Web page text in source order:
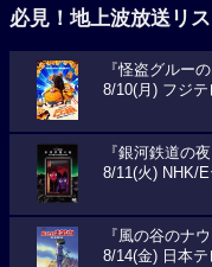
必見！地上波放送リス
『怪盗グルー
8/10(月) フジ
『銀河鉄道の夜
8/11(火) NHK/
『風の谷のナウ
8/14(金) 日本